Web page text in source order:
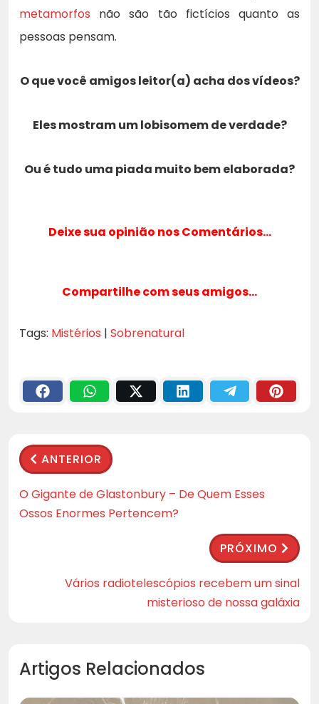
metamorfos não são tão fictícios quanto as
pessoas pensam.
O que você amigos leitor(a) acha dos vídeos?
Eles mostram um lobisomem de verdade?
Ou é tudo uma piada muito bem elaborada?
Deixe sua opinião nos Comentários…
Compartilhe com seus amigos…
Tags: Mistérios | Sobrenatural
ANTERIOR
O Gigante de Glastonbury – De Quem Esses
Ossos Enormes Pertencem?
PRÓXIMO
Vários radiotelescópios recebem um sinal
misterioso de nossa galáxia
Artigos Relacionados